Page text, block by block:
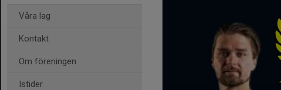
Våra lag
Kontakt
Om föreningen
Istider